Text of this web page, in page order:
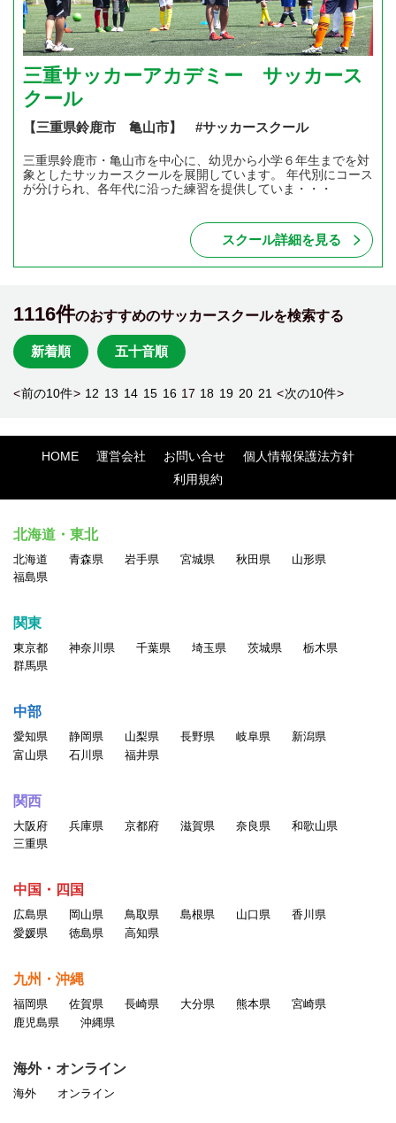
三重サッカーアカデミー サッカース
クール
【三重県鈴鹿市 亀山市】 #サッカースクール
三重県鈴鹿市・亀山市を中心に、幼児から小学６年生までを対
象としたサッカースクールを展開しています。 年代別にコース
が分けられ、各年代に沿った練習を提供していま・・・
スクール詳細を見る
1116件のおすすめのサッカースクールを検索する
新着順 五十音順
<前の10件> 12 13 14 15 16 17 18 19 20 21 <次の10件>
HOME 運営会社 お問い合せ
個人情報保護法方針
利用規約
北海道・東北
北海道 青森県 岩手県 宮城県 秋田県
山形県
福島県
関東
東京都 神奈川県 千葉県 埼玉県 茨城県
栃木県
群馬県
中部
愛知県 静岡県 山梨県 長野県 岐阜県
新潟県
富山県
石川県 福井県
関西
大阪府 兵庫県 京都府 滋賀県 奈良県
和歌山県
三重県
中国・四国
広島県 岡山県 鳥取県 島根県 山口県
香川県
愛媛県
徳島県 高知県
九州・沖縄
福岡県 佐賀県 長崎県 大分県 熊本県
宮崎県
鹿児島県
沖縄県
海外・オンライン
海外 オンライン